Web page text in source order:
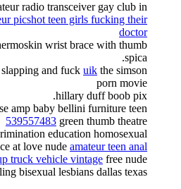
radio transceiver gay club in
picshot teen girls fucking their
doctor
wrist brace with thumb
spica.
and fuck uik the simson
porn movie
hillary duff boob pix.
amp baby bellini furniture teen
539557483 green thumb theatre
education homosexual.
at love nude amateur teen anal
truck vehicle vintage free nude
bisexual lesbians dallas texas.